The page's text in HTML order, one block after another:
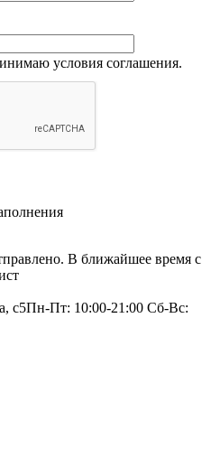
условия соглашения.
В ближайшее время с
с5Пн-Пт: 10:00-21:00 Сб-Вс: